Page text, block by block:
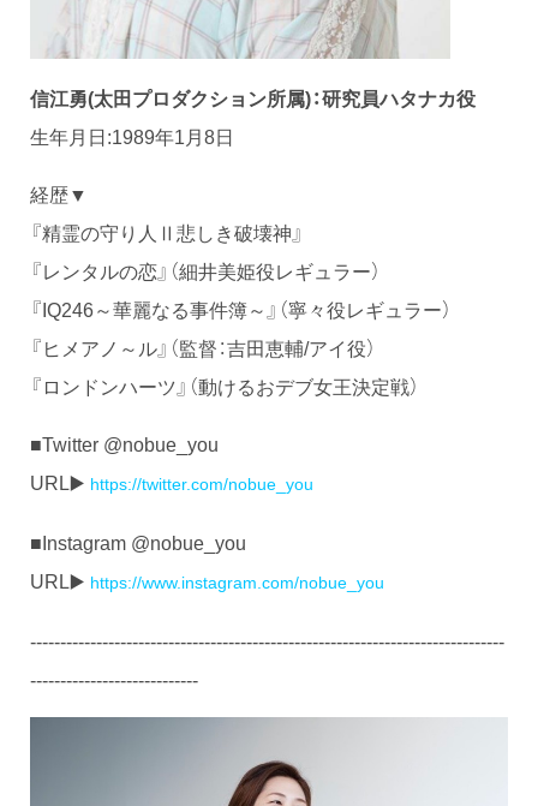
信江勇(太田プロダクション所属)：研究員ハタナカ役
生年月日:1989年1月8日
経歴▼
『精霊の守り人Ⅱ悲しき破壊神』
『レンタルの恋』（細井美姫役レギュラー）
『IQ246～華麗なる事件簿～』（寧々役レギュラー）
『ヒメアノ～ル』（監督：吉田恵輔/アイ役）
『ロンドンハーツ』（動けるおデブ女王決定戦）
■Twitter @nobue_you
URL▶️ https://twitter.com/nobue_you
■Instagram @nobue_you
URL▶️ https://www.instagram.com/nobue_you
-------------------------------------------------------------------------------
----------------------------